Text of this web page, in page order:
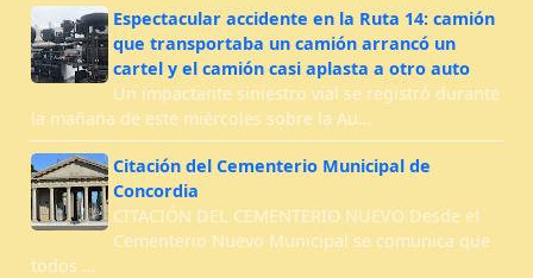
Espectacular accidente en la Ruta 14: camión
que transportaba un camión arrancó un
cartel y el camión casi aplasta a otro auto
Un impactante siniestro vial se registró durante
la mañana de este miércoles sobre la Au…
Citación del Cementerio Municipal de
Concordia
CITACIÓN DEL CEMENTERIO NUEVO Desde el
Cementerio Nuevo Municipal se comunica que
todos …